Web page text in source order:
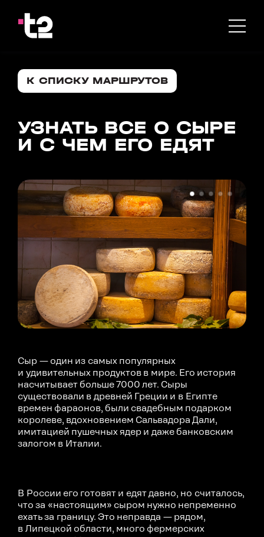
К СПИСКУ МАРШРУТОВ
УЗНАТЬ ВСЕ О СЫРЕ
И С ЧЕМ ЕГО ЕДЯТ
Сыр — один из самых популярных
и удивительных продуктов в мире. Его история
насчитывает больше 7000 лет. Сыры
существовали в древней Греции и в Египте
времен фараонов, были свадебным подарком
королеве, вдохновением Сальвадора Дали,
имитацией пушечных ядер и даже банковским
залогом в Италии.
В России его готовят и едят давно, но считалось,
что за «настоящим» сыром нужно непременно
ехать за границу. Это неправда — рядом,
в Липецкой области, много фермерских